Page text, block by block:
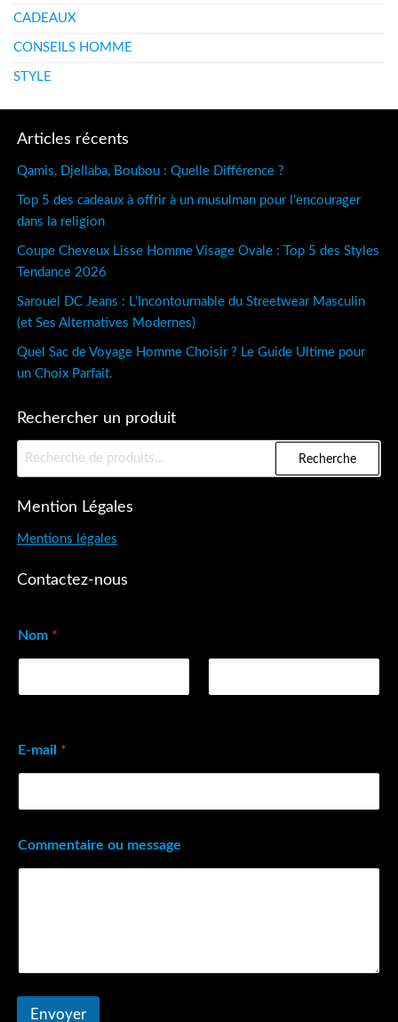
CADEAUX
CONSEILS HOMME
STYLE
Articles récents
Qamis, Djellaba, Boubou : Quelle Différence ?
Top 5 des cadeaux à offrir à un musulman pour l’encourager
dans la religion
Coupe Cheveux Lisse Homme Visage Ovale : Top 5 des Styles
Tendance 2026
Sarouel DC Jeans : L’Incontournable du Streetwear Masculin
(et Ses Alternatives Modernes)
Quel Sac de Voyage Homme Choisir ? Le Guide Ultime pour
un Choix Parfait.
Rechercher un produit
Recherche
Recherche
Mention Légales
Mentions légales
Contactez-nous
Nom *
E-mail *
Commentaire ou message
Envoyer